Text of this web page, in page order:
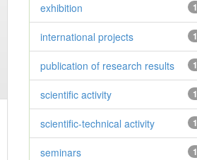
1
exhibition
1
international projects
1
publication of research results
1
scientific activity
1
scientific-technical activity
1
seminars